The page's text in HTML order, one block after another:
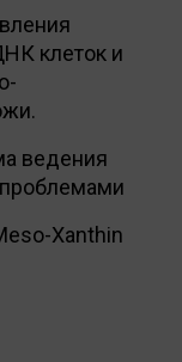
клеток и
ведения
Xanthin